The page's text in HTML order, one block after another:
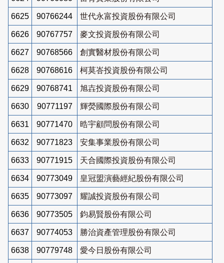
6625 90766244 世代永富投資股份有限公司
6626 90767757 麥文投資股份有限公司
6627 90768566 創實醫材股份有限公司
6628 90768616 柯莫峇投資股份有限公司
6629 90768741 旭壵投資股份有限公司
6630 90771197 輝熒國際股份有限公司
6631 90771470 晧宇顧問股份有限公司
6632 90771823 安集事業股份有限公司
6633 90771915 天合國際投資股份有限公司
6634 90773049 皇冠盟演藝經紀股份有限公司
6635 90773097 耀誠投資股份有限公司
6636 90773505 鈞易賢股份有限公司
6637 90774053 勝治資產管理股份有限公司
6638 90779748 愛今日股份有限公司